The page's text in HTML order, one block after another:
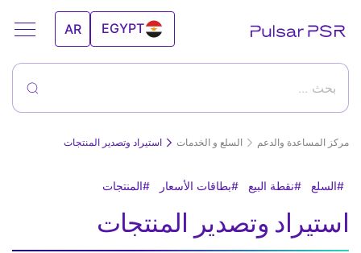
EGYPT
UAE
AR
بحث ...
مركز المساعدة والدعم السلع و الخدمات استيراد وتصدير المنتجات
كيف تبدأ العمل مع بولسار؟
السلع نقطة البيع بطاقات الأسعار المنتجات
استيراد وتصدير المنتجات